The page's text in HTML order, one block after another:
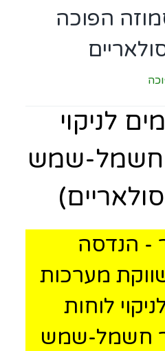
הפוכה
לניקוי
חשמל-שמש
- הנדסה
מערכות
לוחות
חשמל-שמש